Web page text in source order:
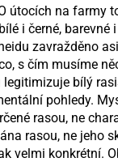
útocích na farmy
i černé, barevné
zavražděno
s čím musíme
legitimizuje bílý
pohledy.
rasou, ne
rasou, ne jeho
velmi konkrétní.